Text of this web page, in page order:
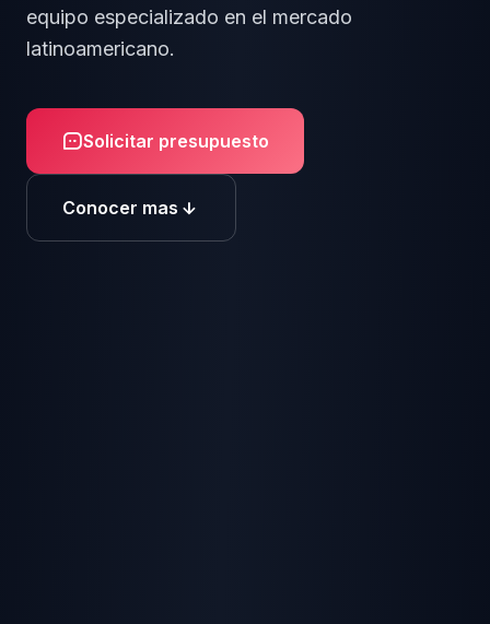
equipo especializado en el mercado
latinoamericano.
Solicitar presupuesto
Conocer mas